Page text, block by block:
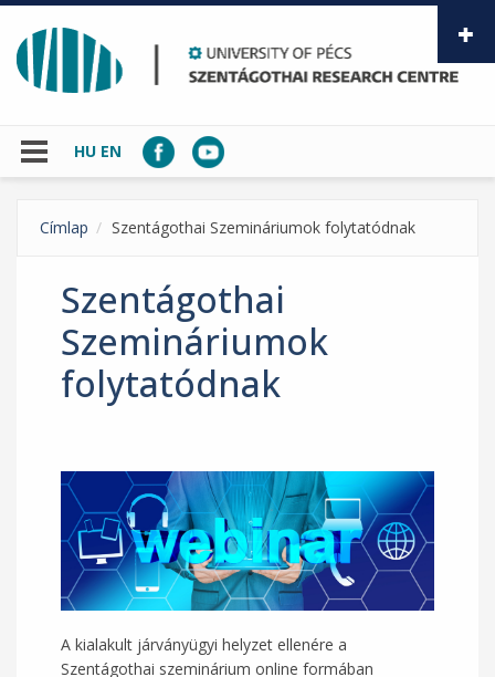
Skip to main content
HU EN
Címlap Szentágothai Szemináriumok folytatódnak
Szentágothai
Szemináriumok
folytatódnak
A kialakult járványügyi helyzet ellenére a
Szentágothai szeminárium online formában